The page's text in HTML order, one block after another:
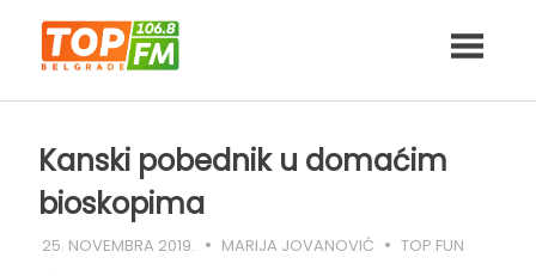
content
Kanski pobednik u domaćim
bioskopima
25. NOVEMBRA 2019. MARIJA JOVANOVIĆ TOP FUN